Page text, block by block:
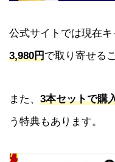
公式サイトでは現在キ
3,980円で取り寄せる
また、 3本セットで購
う特典もあります。